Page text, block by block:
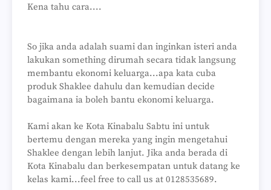
Kena tahu cara....
So jika anda adalah suami dan inginkan isteri anda
lakukan something dirumah secara tidak langsung
membantu ekonomi keluarga...apa kata cuba
produk Shaklee dahulu dan kemudian decide
bagaimana ia boleh bantu ekonomi keluarga.
Kami akan ke Kota Kinabalu Sabtu ini untuk
bertemu dengan mereka yang ingin mengetahui
Shaklee dengan lebih lanjut. Jika anda berada di
Kota Kinabalu dan berkesempatan untuk datang ke
kelas kami...feel free to call us at 0128535689.